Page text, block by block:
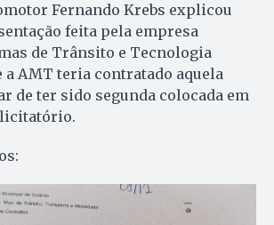
Fernando Krebs explicou
feita pela empresa
de Trânsito e Tecnologia
a AMT teria contratado aquela
de ter sido segunda colocada em